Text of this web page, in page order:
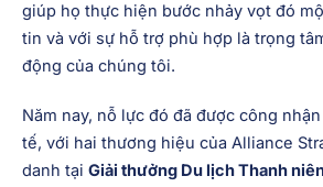
giúp họ thực hiện bước nhảy vọt đó
tin và với sự hỗ trợ phù hợp là trọng
động của chúng tôi.
Năm nay, nỗ lực đó đã được công
tế, với hai thương hiệu của Alliance
danh tại Giải thưởng Du lịch Thanh